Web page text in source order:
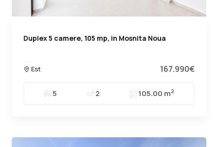
Duplex 5 camere, 105 mp, in Mosnita Noua
Est 167.990€
5 2 105.00 m2